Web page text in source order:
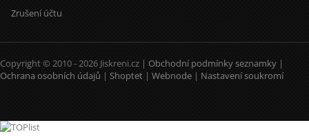
Zrušení účtu
Copyright © 2010 - 2026 Jiskreni.cz | Obchodní podmínky seznamky |
Ochrana osobních údajů | Shoptet | Webnode | Nastavení soukromí